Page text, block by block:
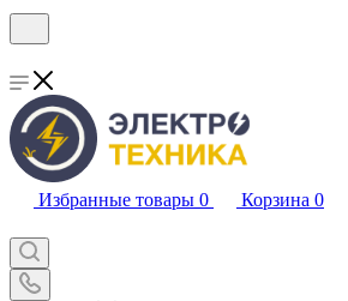
Избранные товары 0 Корзина 0